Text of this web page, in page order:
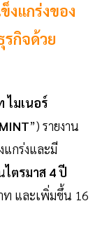
งแกร่งของ
รกิจด้วย
ไมเนอร์
MINT”) รายงาน
กร่งและมี
ไตรมาส 4ปี
ท และเพิ่มขึ้น 16